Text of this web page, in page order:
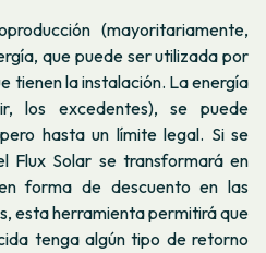
(mayoritariamente,
que puede ser utilizada por
tienen la instalación. La energía
los excedentes), se puede
hasta un límite legal. Si se
Flux Solar se transformará en
forma de descuento en las
esta herramienta permitirá que
tenga algún tipo de retorno